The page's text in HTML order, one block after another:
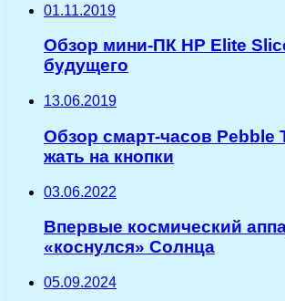
01.11.2019
Обзор мини-ПК HP Elite
будущего
13.06.2019
Обзор смарт-часов Pebble
жать на кнопки
03.06.2022
Впервые космический
«коснулся» Солнца
05.09.2024